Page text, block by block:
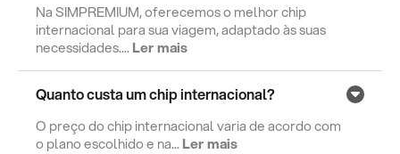
Na SIMPREMIUM, oferecemos o melhor chip
internacional para sua viagem, adaptado às suas
necessidades....Ler mais
Quanto custa um chip internacional?
O preço do chip internacional varia de acordo com
o plano escolhido e na...Ler mais